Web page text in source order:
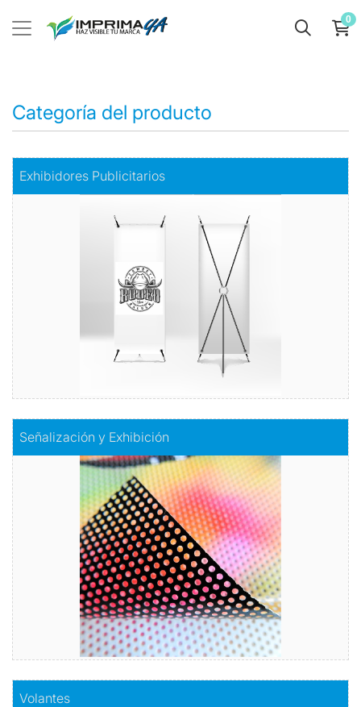
0
Categoría del producto
Exhibidores Publicitarios
Exhiba su marca o producto con Estilo y Elegancia
Todo en exhibidores
Comprar
Comprar
Señalización y Exhibición
Acabados y aplicaciones para mostrar su Marca!
Vinilos, banner, floor.
Comprar
Comprar
Volantes
Comprar